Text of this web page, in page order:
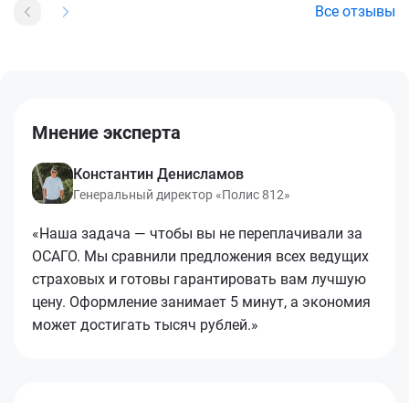
Все отзывы
Мнение эксперта
Константин Денисламов
Генеральный директор «Полис 812»
«Наша задача — чтобы вы не переплачивали за
ОСАГО. Мы сравнили предложения всех ведущих
страховых и готовы гарантировать вам лучшую
цену. Оформление занимает 5 минут, а экономия
может достигать тысяч рублей.»